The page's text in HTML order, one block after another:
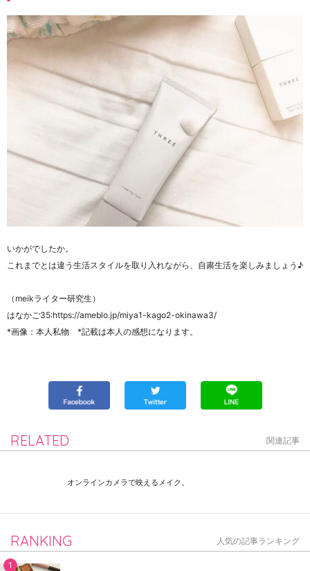
いかがでしたか。
これまでとは違う生活スタイルを取り入れながら、自粛生活を楽しみましょう♪
（meikライター研究生）
はなかご35:https://ameblo.jp/miya1-kago2-okinawa3/
*画像：本人私物 *記載は本人の感想になります。
RELATED 関連記事
オンラインカメラで映えるメイク。
RANKING 人気の記事ランキング